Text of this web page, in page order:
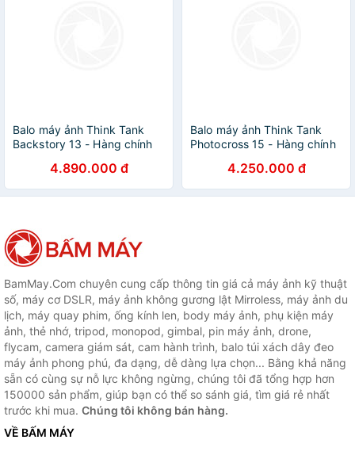
Balo máy ảnh Think Tank
Backstory 13 - Hàng chính
4.890.000 đ
Balo máy ảnh Think Tank
Photocross 15 - Hàng chính
4.250.000 đ
BamMay.Com chuyên cung cấp thông tin giá cả máy ảnh kỹ thuật
số, máy cơ DSLR, máy ảnh không gương lật Mirroless, máy ảnh du
lịch, máy quay phim, ống kính len, body máy ảnh, phụ kiện máy
ảnh, thẻ nhớ, tripod, monopod, gimbal, pin máy ảnh, drone,
flycam, camera giám sát, cam hành trình, balo túi xách dây đeo
máy ảnh phong phú, đa dạng, dễ dàng lựa chọn... Bằng khả năng
sẵn có cùng sự nỗ lực không ngừng, chúng tôi đã tổng hợp hơn
150000 sản phẩm, giúp bạn có thể so sánh giá, tìm giá rẻ nhất
trước khi mua. Chúng tôi không bán hàng.
VỀ BẤM MÁY